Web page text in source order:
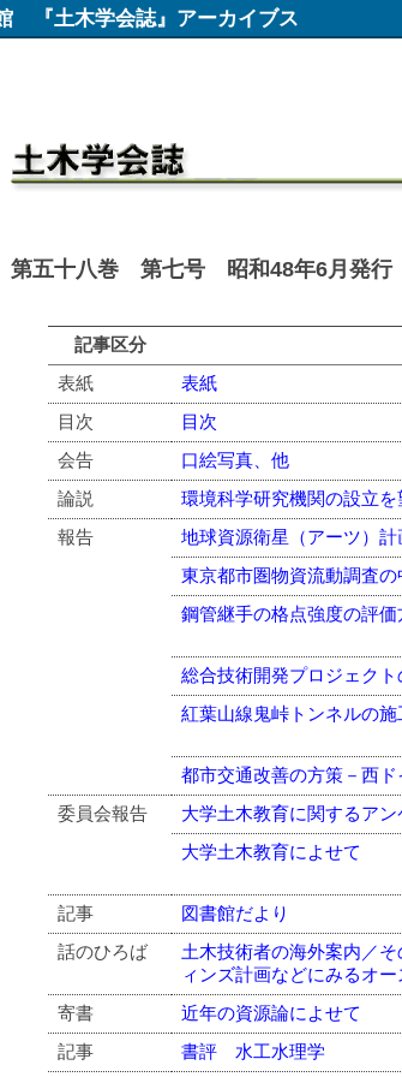
『土木学会誌』アーカイブス
第五十八巻 第七号 昭和48年6月発行
記事区分
表紙
表紙
目次
目次
会告
口絵写真、他
論説
環境科学研究機関の設立を
報告
地球資源衛星（アーツ）計
東京都市圏物資流動調査の
鋼管継手の格点強度の評価
総合技術開発プロジェクト
紅葉山線鬼峠トンネルの
都市交通改善の方策－西ド
委員会報告
大学土木教育に関するア
大学土木教育によせて
記事 図書館だより
話のひろば
土木技術者の海外案内／
ィンズ計画などにみるオ
寄書 近年の資源論によせて
記事
書評 水工水理学